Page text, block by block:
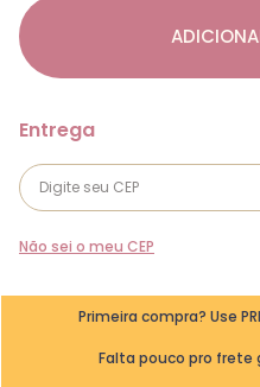
Não sei o meu CEP
Primeira compra? Use
Falta pouco pro frete